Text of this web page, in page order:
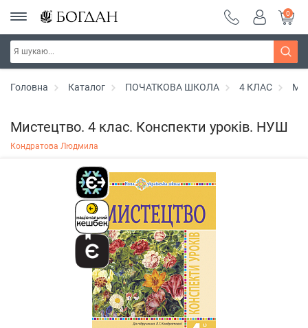
0
Головна Каталог ПОЧАТКОВА ШКОЛА 4 КЛАС
Мистецтво. 4 клас. Конспекти уроків. НУШ
Кондратова Людмила